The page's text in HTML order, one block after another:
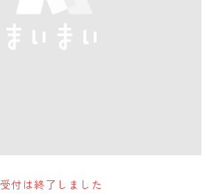
受付は終了しました